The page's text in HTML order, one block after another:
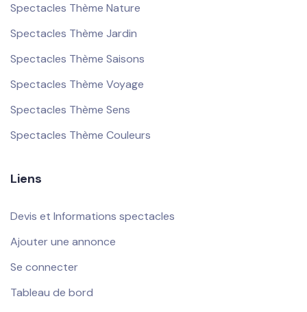
Spectacles Thème Nature
Spectacles Thème Jardin
Spectacles Thème Saisons
Spectacles Thème Voyage
Spectacles Thème Sens
Spectacles Thème Couleurs
Liens
Devis et Informations spectacles
Ajouter une annonce
Se connecter
Tableau de bord